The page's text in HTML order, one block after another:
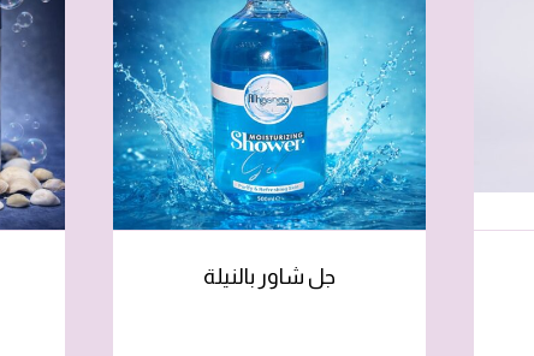
جل شاور بالنيلة